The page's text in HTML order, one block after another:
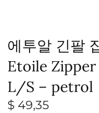
에투알 긴팔
Etoile
L/S – petrol
$ 49,35